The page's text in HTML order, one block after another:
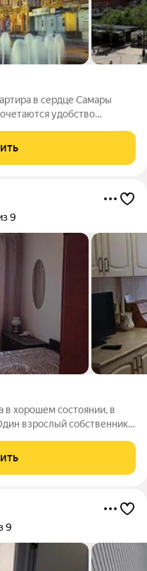
в сердце Самары
удобство
улицу и выгодная цена 13
9
в хорошем состоянии, в
взрослый собственник.
просьба не
9